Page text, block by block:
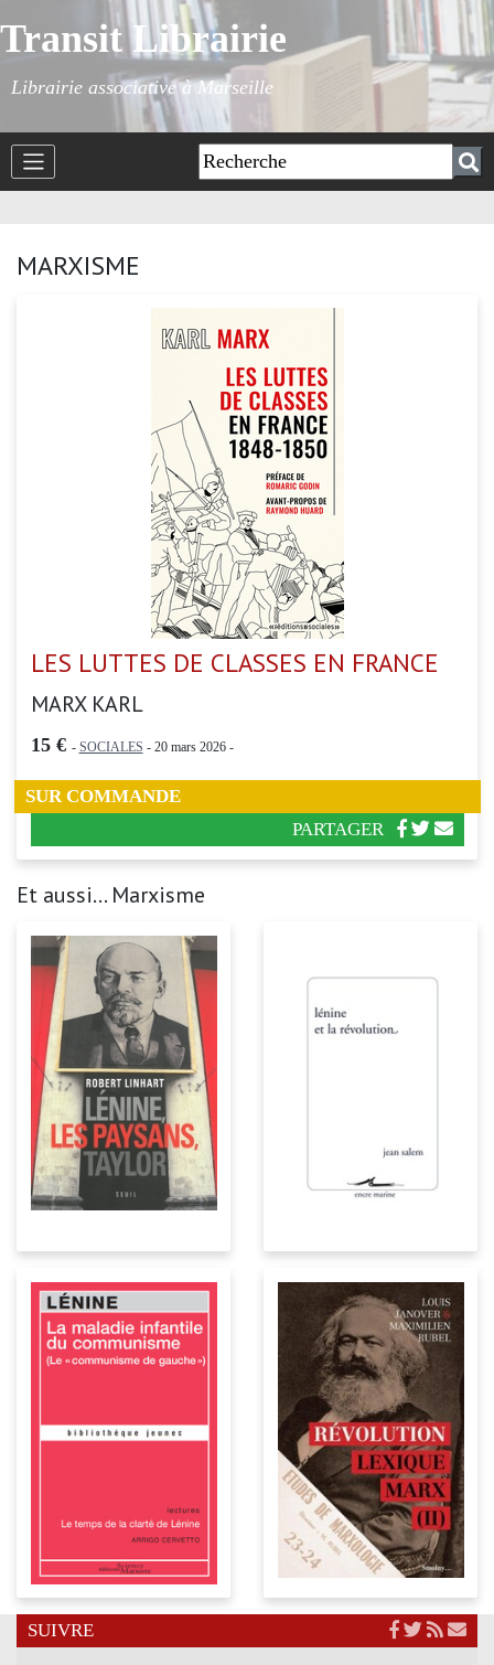
Transit Librairie
Librairie associative à Marseille
MARXISME
LES LUTTES DE CLASSES EN FRANCE
MARX KARL
15 € - SOCIALES - 20 mars 2026 -
SUR COMMANDE
PARTAGER
Et aussi... Marxisme
SUIVRE